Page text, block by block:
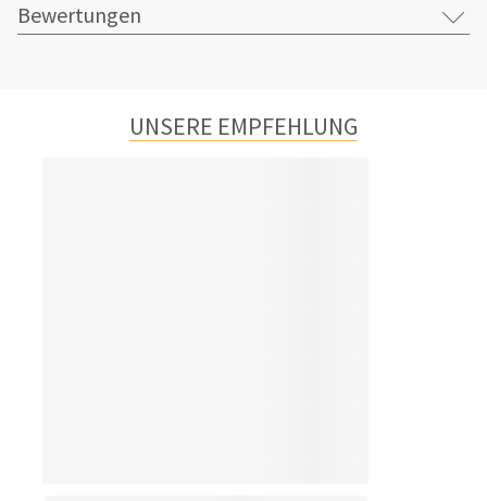
Bewertungen
UNSERE EMPFEHLUNG